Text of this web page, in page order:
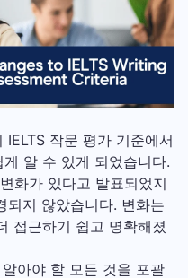
작문 평가 기준에서
알 수 있게 되었습니다.
화가 있다고 발표되었지
되지 않았습니다. 변화는
접근하기 쉽고 명확해졌
아야 할 모든 것을 포괄